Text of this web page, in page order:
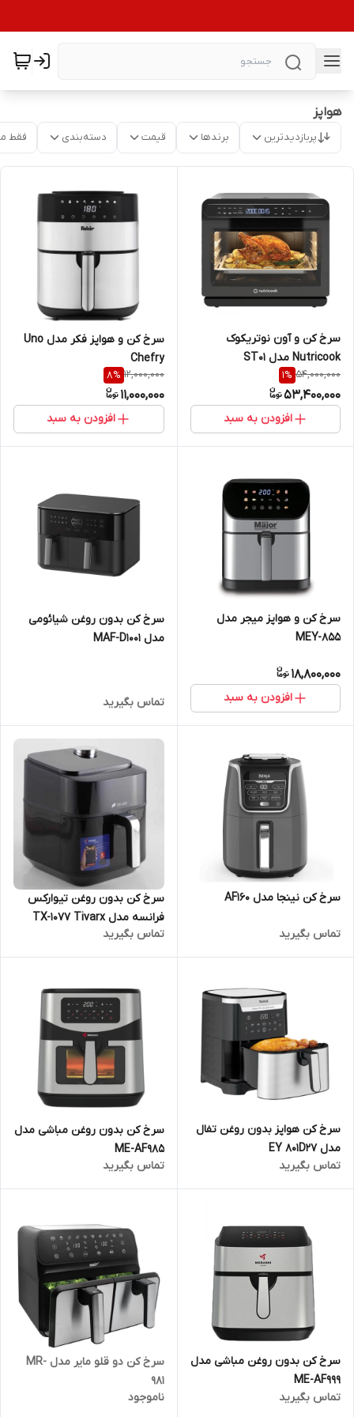
هواپز
پربازدیدترین برندها قیمت دسته‌بندی فقط
سرخ کن و آون نوتریکوک
Nutricook مدل ‎ST01
54,000,000
1%
53,400,000
افزودن به سبد
سرخ کن و هواپز فکر مدل Uno
Chefry
12,000,000
8%
11,000,000
افزودن به سبد
سرخ کن و هواپز میجر مدل
MEY-855
18,800,000
افزودن به سبد
سرخ کن بدون روغن شیائومی
مدل MAF-D1001
تماس بگیرید
سرخ کن نینجا مدل AF160
تماس بگیرید
سرخ کن بدون روغن تیوارکس
فرانسه مدل TX-1077 Tivarx
تماس بگیرید
سرخ کن هواپز بدون روغن تفال
مدل EY 801D27
تماس بگیرید
سرخ کن بدون روغن مباشی مدل
ME-AF985
تماس بگیرید
سرخ کن بدون روغن مباشی مدل
ME-AF999
تماس بگیرید
سرخ کن دو قلو مایر مدل MR-
981
ناموجود